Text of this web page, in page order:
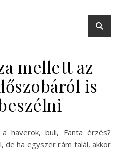
mellett az
is
de ha egyszer rám talál, akkor